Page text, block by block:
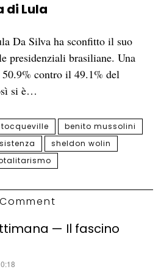
di Lula
Da Silva ha sconfitto il suo
presidenziali brasiliane. Una
contro il 49.1% del
si è…
benito mussolini
sheldon wolin
Comment
— Il fascino